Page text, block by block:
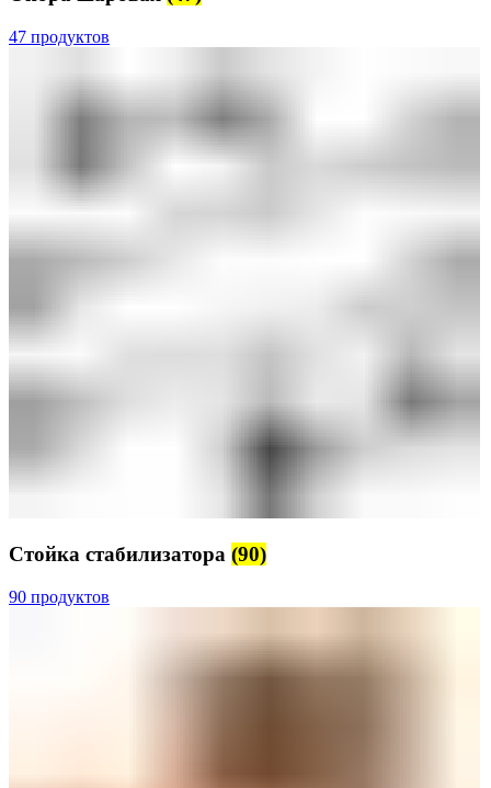
47 продуктов
Стойка стабилизатора (90)
90 продуктов